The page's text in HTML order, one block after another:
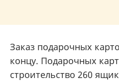
Заказ подарочных
концу. Подарочных
строительство 260